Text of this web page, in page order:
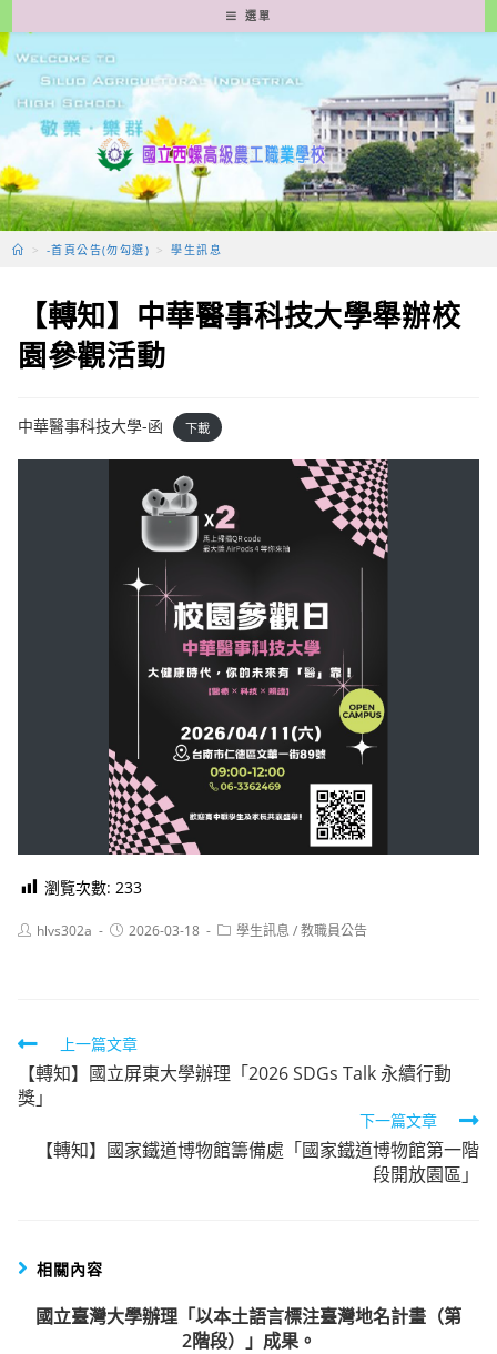
轉
至
要
容
選單
> -首頁公告(勿勾選) > 學生訊息
【轉知】中華醫事科技大學舉辦校
園參觀活動
中華醫事科技大學-函 下載
瀏覽次數: 233
Posthlvs302a
Post2026-03-18
Post學生訊息 /教職員公告
Read
more
articles
上一篇文章
【轉知】國立屏東大學辦理「2026 SDGs Talk 永續行動
獎」
下一篇文章
【轉知】國家鐵道博物館籌備處「國家鐵道博物館第一階
段開放園區」
相關內容
國立臺灣大學辦理「以本土語言標注臺灣地名計畫（第
2階段）」成果。